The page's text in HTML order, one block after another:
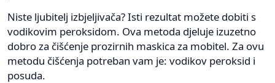
Niste ljubitelj izbjeljivača? Isti rezultat možete dobiti s
vodikovim peroksidom. Ova metoda djeluje izuzetno
dobro za čišćenje prozirnih maskica za mobitel. Za ovu
metodu čišćenja potreban vam je: vodikov peroksid i
posuda.